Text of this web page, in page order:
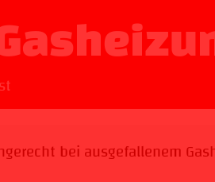
bei ausgefallenem